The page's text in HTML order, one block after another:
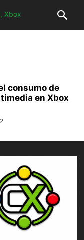
consumo de
en Xbox